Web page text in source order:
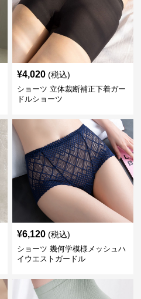
¥4,020 (税込)
ショーツ 立体裁断補正下着ガー
ドルショーツ
¥6,120 (税込)
ショーツ 幾何学模様メッシュハ
イウエストガードル